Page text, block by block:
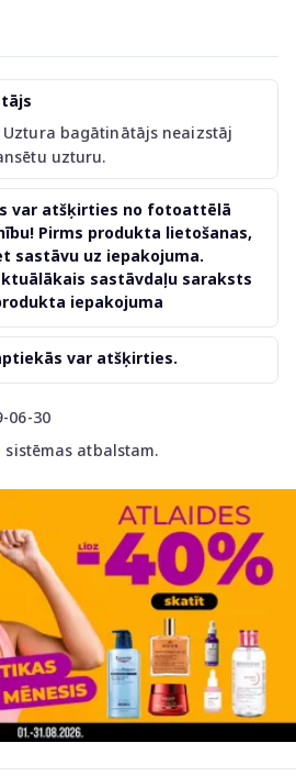
06-30
atbalstam.
bagātinātājs neaizstāj
uzturu.
var atšķirties no fotoattēlā
Pirms produkta lietošanas,
sastāvu uz iepakojuma.
sastāvdaļu saraksts
iepakojuma
var atšķirties.